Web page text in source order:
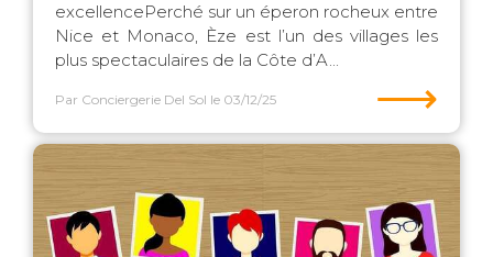
excellencePerché sur un éperon rocheux entre
Nice et Monaco, Èze est l’un des villages les
plus spectaculaires de la Côte d’A...
Par Conciergerie Del Sol le 03/12/25 ⟶